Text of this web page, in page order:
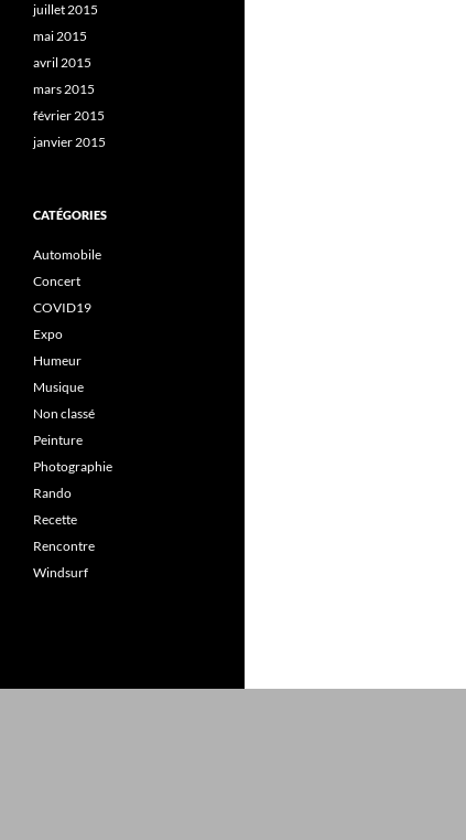
juillet 2015
mai 2015
avril 2015
mars 2015
février 2015
janvier 2015
CATÉGORIES
Automobile
Concert
COVID19
Expo
Humeur
Musique
Non classé
Peinture
Photographie
Rando
Recette
Rencontre
Windsurf